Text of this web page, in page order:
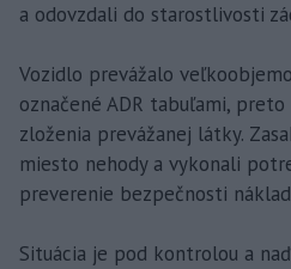
a odovzdali do starostlivosti
Vozidlo prevážalo
označené ADR tabuľami,
zloženia prevážanej látky.
miesto nehody a vykonali
preverenie bezpečnosti
Situácia je pod kontrolou a